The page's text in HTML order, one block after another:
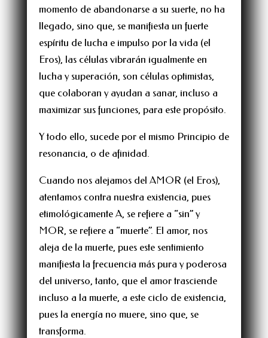
momento de abandonarse a su suerte, no ha
llegado, sino que, se manifiesta un fuerte
espíritu de lucha e impulso por la vida (el
Eros), las células vibrarán igualmente en
lucha y superación, son células optimistas,
que colaboran y ayudan a sanar, incluso a
maximizar sus funciones, para este propósito.
Y todo ello, sucede por el mismo Principio de
resonancia, o de afinidad.
Cuando nos alejamos del AMOR (el Eros),
atentamos contra nuestra existencia, pues
etimológicamente A, se refiere a “sin” y
MOR, se refiere a “muerte”. El amor, nos
aleja de la muerte, pues este sentimiento
manifiesta la frecuencia más pura y poderosa
del universo, tanto, que el amor trasciende
incluso a la muerte, a este ciclo de existencia,
pues la energía no muere, sino que, se
transforma.